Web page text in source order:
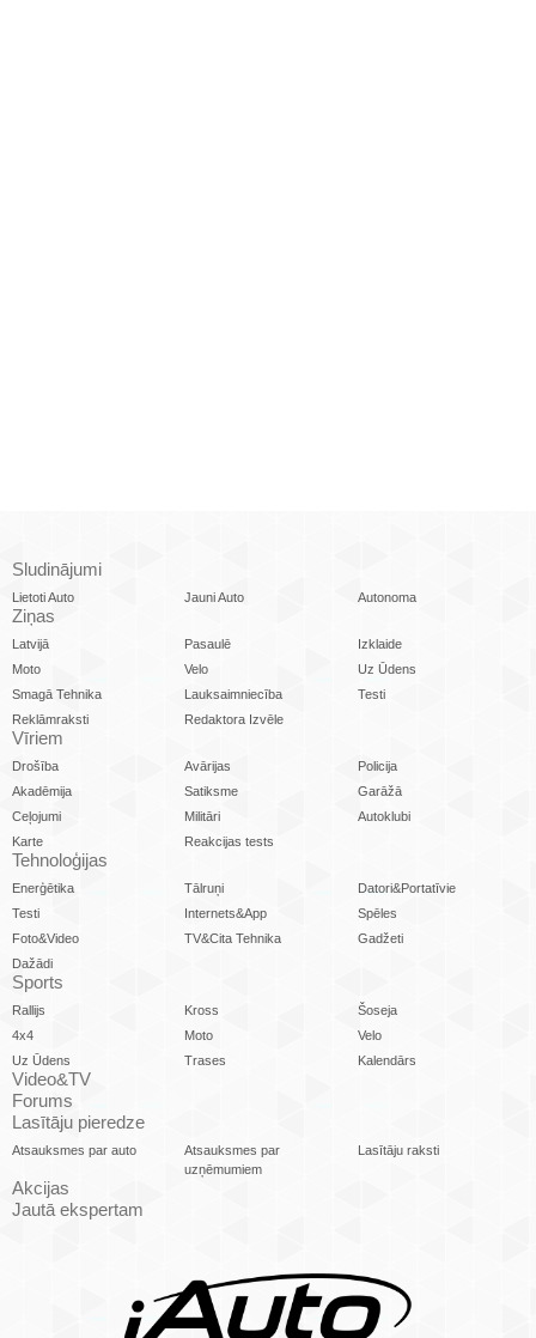
Sludinājumi
Lietoti Auto Jauni Auto Autonoma
Ziņas
Latvijā Pasaulē
Izklaide
Moto
Velo
Uz Ūdens
Smagā Tehnika
Lauksaimniecība
Testi
Reklāmraksti
Redaktora Izvēle
Vīriem
Drošība Avārijas
Policija
Akadēmija
Satiksme
Garāžā
Ceļojumi
Militāri
Autoklubi
Karte
Reakcijas tests
Tehnoloģijas
Enerģētika Tālruņi
Datori&Portatīvie
Testi
Internets&App
Spēles
Foto&Video
TV&Cita Tehnika
Gadžeti
Dažādi
Sports
Rallijs Kross
Šoseja
4x4
Moto
Velo
Uz Ūdens
Trases Kalendārs
Video&TV
Forums
Lasītāju pieredze
Atsauksmes par auto
Atsauksmes par
uzņēmumiem
Lasītāju raksti
Akcijas
Jautā ekspertam